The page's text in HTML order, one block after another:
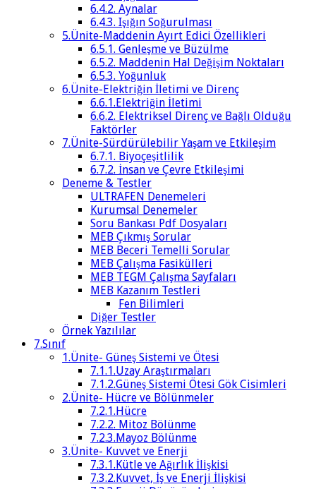
6.4.2. Aynalar
6.4.3. Işığın Soğurulması
5.Ünite-Maddenin Ayırt Edici Özellikleri
6.5.1. Genleşme ve Büzülme
6.5.2. Maddenin Hal Değişim Noktaları
6.5.3. Yoğunluk
6.Ünite-Elektriğin İletimi ve Direnç
6.6.1.Elektriğin İletimi
6.6.2. Elektriksel Direnç ve Bağlı Olduğu
Faktörler
7.Ünite-Sürdürülebilir Yaşam ve Etkileşim
6.7.1. Biyoçeşitlilik
6.7.2. İnsan ve Çevre Etkileşimi
Deneme & Testler
ULTRAFEN Denemeleri
Kurumsal Denemeler
Soru Bankası Pdf Dosyaları
MEB Çıkmış Sorular
MEB Beceri Temelli Sorular
MEB Çalışma Fasikülleri
MEB TEGM Çalışma Sayfaları
MEB Kazanım Testleri
Fen Bilimleri
Diğer Testler
Örnek Yazılılar
7.Sınıf
1.Ünite- Güneş Sistemi ve Ötesi
7.1.1.Uzay Araştırmaları
7.1.2.Güneş Sistemi Ötesi Gök Cisimleri
2.Ünite- Hücre ve Bölünmeler
7.2.1.Hücre
7.2.2. Mitoz Bölünme
7.2.3.Mayoz Bölünme
3.Ünite- Kuvvet ve Enerji
7.3.1.Kütle ve Ağırlık İlişkisi
7.3.2.Kuvvet, İş ve Enerji İlişkisi